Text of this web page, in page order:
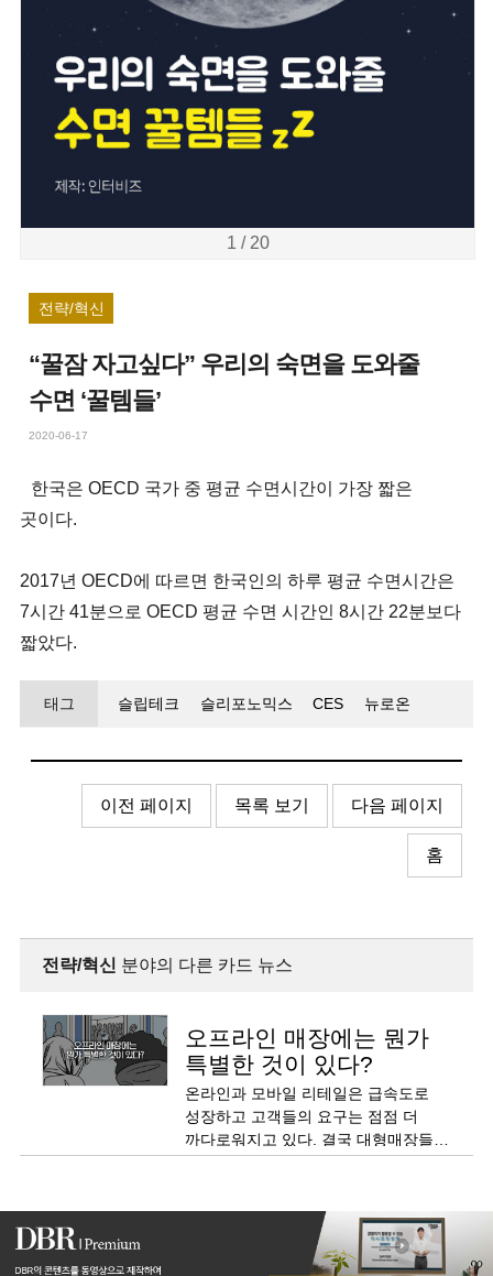
1 / 20
전략/혁신
“꿀잠 자고싶다” 우리의 숙면을 도와줄
수면 ‘꿀템들’
2020-06-17
한국은 OECD 국가 중 평균 수면시간이 가장 짧은
곳이다.
2017년 OECD에 따르면 한국인의 하루 평균 수면시간은
7시간 41분으로 OECD 평균 수면 시간인 8시간 22분보다
짧았다.
태그 슬립테크 슬리포노믹스 CES
뉴로온
이전 페이지 목록 보기 다음 페이지
홈
전략/혁신 분야의 다른 카드 뉴스
오프라인 매장에는 뭔가
특별한 것이 있다?
온라인과 모바일 리테일은 급속도로
성장하고 고객들의 요구는 점점 더
까다로워지고 있다. 결국 대형매장들이